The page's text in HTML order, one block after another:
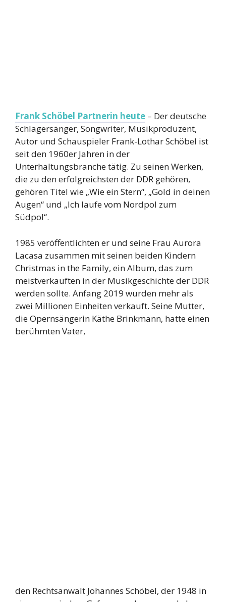
Frank Schöbel Partnerin heute – Der deutsche
Schlagersänger, Songwriter, Musikproduzent,
Autor und Schauspieler Frank-Lothar Schöbel ist
seit den 1960er Jahren in der
Unterhaltungsbranche tätig. Zu seinen Werken,
die zu den erfolgreichsten der DDR gehören,
gehören Titel wie „Wie ein Stern“, „Gold in deinen
Augen“ und „Ich laufe vom Nordpol zum
Südpol“.
1985 veröffentlichten er und seine Frau Aurora
Lacasa zusammen mit seinen beiden Kindern
Christmas in the Family, ein Album, das zum
meistverkauften in der Musikgeschichte der DDR
werden sollte. Anfang 2019 wurden mehr als
zwei Millionen Einheiten verkauft. Seine Mutter,
die Opernsängerin Käthe Brinkmann, hatte einen
berühmten Vater,
den Rechtsanwalt Johannes Schöbel, der 1948 in